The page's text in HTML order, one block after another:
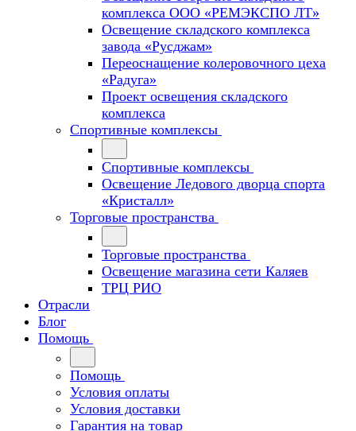
комплекса ООО «РЕМЭКСПО ЛТ»
Освещение складского комплекса
завода «Русджам»
Переоснащение колеровочного цеха
«Радуга»
Проект освещения складского
комплекса
Спортивные комплексы
Спортивные комплексы
Освещение Ледового дворца спорта
«Кристалл»
Торговые пространства
Торговые пространства
Освещение магазина сети Каляев
ТРЦ РИО
Отрасли
Блог
Помощь
Помощь
Условия оплаты
Условия доставки
Гарантия на товар